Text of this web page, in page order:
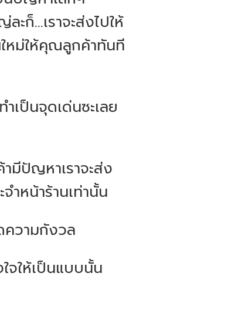
ก็...เราจะส่งไปให้
หม่ให้คุณลูกค้าทันที
เป็นจุดเด่นซะเลย
มีปัญหาเราจะส่ง
ำหน้าร้านเท่านั้น
ความกังวล
จให้เป็นแบบนั้น